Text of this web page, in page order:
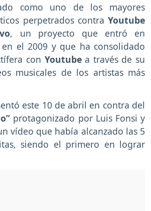
como uno de los mayores
perpetrados contra Youtube
, un proyecto que entró en
el 2009 y que ha consolidado
con Youtubea través de su
musicales de los artistas más
este 10 de abril en contra del
protagonizado por Luis Fonsi y
vídeo que había alcanzado las 5
siendo el primero en lograr